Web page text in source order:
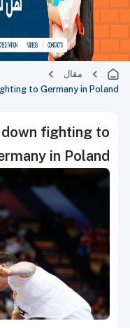
مقال
to Germany in Poland
fighting to
in Poland